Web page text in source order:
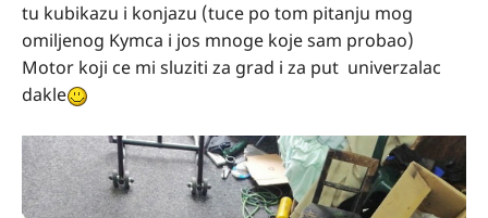
tu kubikazu i konjazu (tuce po tom pitanju mog
omiljenog Kymca i jos mnoge koje sam probao)
Motor koji ce mi sluziti za grad i za put univerzalac
dakle